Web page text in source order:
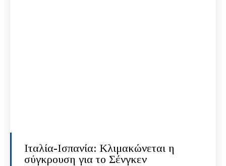
Ιταλία-Ισπανία: Κλιμακώνεται η
σύγκρουση για το Σένγκεν